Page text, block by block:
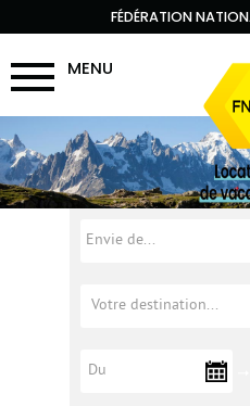
FÉDÉRATION
MENU